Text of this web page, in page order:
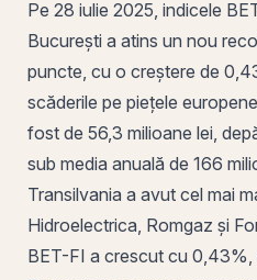
Pe 28 iulie 2025, indicele
București a atins un nou
puncte, cu o creștere de
scăderile pe piețele
fost de 56,3 milioane lei,
sub media anuală de 166
Transilvania a avut cel mai
Hidroelectrica, Romgaz și
BET-FI a crescut cu 0,43%,